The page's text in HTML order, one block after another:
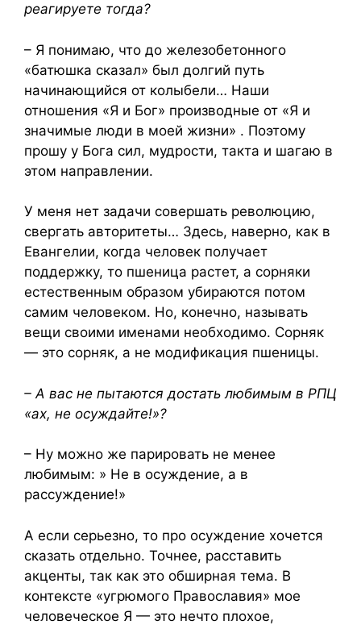
реагируете тогда?
– Я понимаю, что до железобетонного
«батюшка сказал» был долгий путь
начинающийся от колыбели… Наши
отношения «Я и Бог» производные от «Я и
значимые люди в моей жизни» . Поэтому
прошу у Бога сил, мудрости, такта и шагаю в
этом направлении.
У меня нет задачи совершать революцию,
свергать авторитеты… Здесь, наверно, как в
Евангелии, когда человек получает
поддержку, то пшеница растет, а сорняки
естественным образом убираются потом
самим человеком. Но, конечно, называть
вещи своими именами необходимо. Сорняк
— это сорняк, а не модификация пшеницы.
– А вас не пытаются достать любимым в РПЦ
«ах, не осуждайте!»?
– Ну можно же парировать не менее
любимым: » Не в осуждение, а в
рассуждение!»
А если серьезно, то про осуждение хочется
сказать отдельно. Точнее, расставить
акценты, так как это обширная тема. В
контексте «угрюмого Православия» мое
человеческое Я — это нечто плохое,